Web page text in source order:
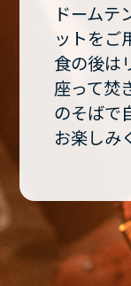
ドームテ
ットをご
食の後は
座って焚
のそばで
お楽しみ